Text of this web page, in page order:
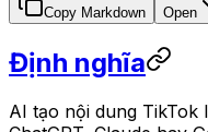
Copy Markdown Open
Định nghĩa
AI tạo nội dung TikTok